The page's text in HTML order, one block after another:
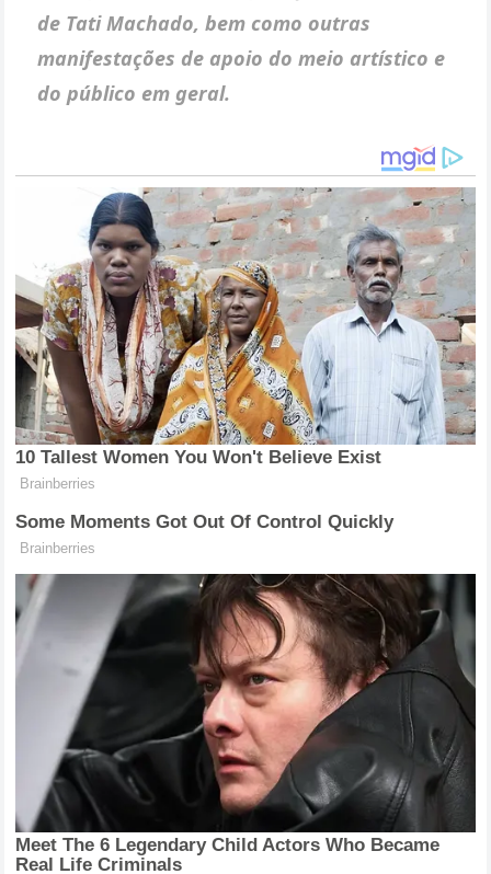
de Tati Machado, bem como outras
manifestações de apoio do meio artístico e
do público em geral.